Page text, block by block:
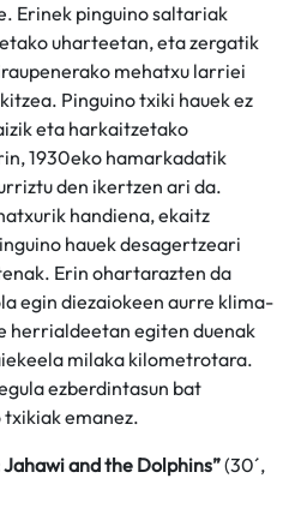
Erinek pinguino saltariak
uharteetan, eta zergatik
mehatxu larriei
Pinguino txiki hauek ez
eta harkaitzetako
1930eko hamarkadatik
den ikertzen ari da.
handiena, ekaitz
hauek desagertzeari
Erin ohartarazten da
egin diezaiokeen aurre klima-
herrialdeetan egiten duenak
milaka kilometrotara.
ezberdintasun bat
emanez.
and the Dolphins”(30´,